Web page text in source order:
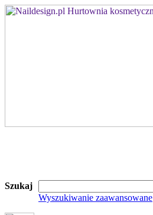
Szukaj
Wyszukiwanie zaawansowane